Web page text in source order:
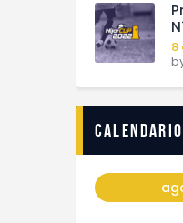
8
calendario